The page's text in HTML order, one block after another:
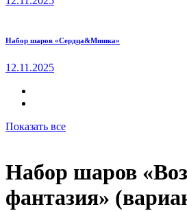
Набор шаров «Сердца&Мишка»
12.11.2025
Показать все
Набор шаров
фантазия»